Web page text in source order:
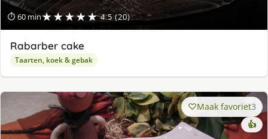
⏱ 60 min★★★★★ 4.5 (20)
Rabarber cake
Taarten, koek & gebak
Maak favoriet3
👍